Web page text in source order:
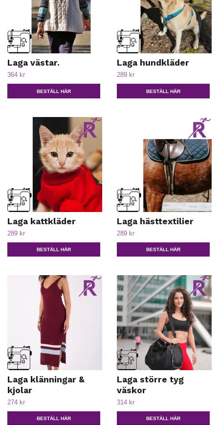
Laga västar.
364 kr
BESTÄLL HÄR
Laga hundkläder
289 kr
BESTÄLL HÄR
Laga kattkläder
289 kr
BESTÄLL HÄR
Laga hästtextilier
289 kr
BESTÄLL HÄR
Laga klänningar &
kjolar
274 kr
BESTÄLL HÄR
Laga större tyg
väskor
314 kr
BESTÄLL HÄR